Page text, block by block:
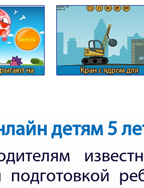
на
Кран с ядром для
детям 5
подготовкой